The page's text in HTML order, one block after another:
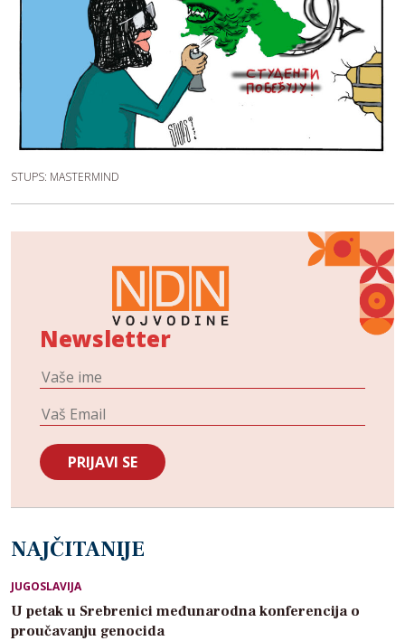
STUPS: MASTERMIND
Newsletter
NAJČITANIJE
JUGOSLAVIJA
U petak u Srebrenici međunarodna konferencija o
proučavanju genocida